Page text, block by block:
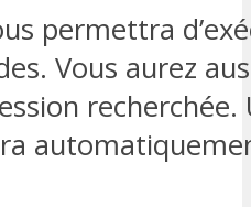
permettra
Vous aurez